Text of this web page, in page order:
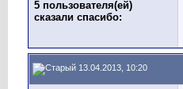
5 пользователя(ей)
сказали cпасибо:
13.04.2013, 10:20